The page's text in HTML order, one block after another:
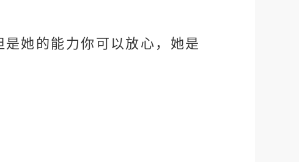
是她的能力你可以放心，她是